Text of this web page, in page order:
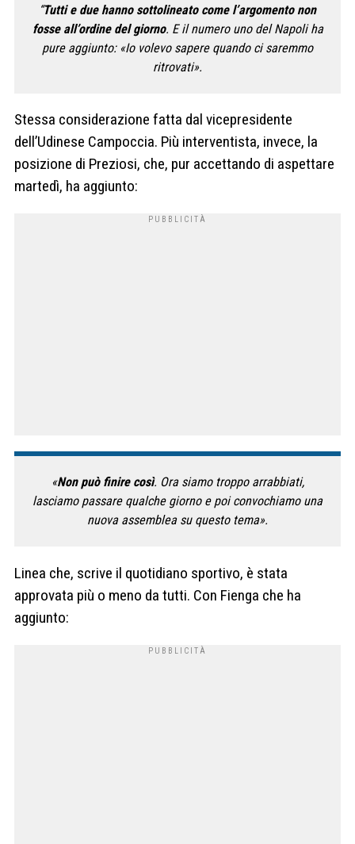
“Tutti e due hanno sottolineato come l’argomento non
fosse all’ordine del giorno. E il numero uno del Napoli ha
pure aggiunto: «Io volevo sapere quando ci saremmo
ritrovati».
Stessa considerazione fatta dal vicepresidente
dell’Udinese Campoccia. Più interventista, invece, la
posizione di Preziosi, che, pur accettando di aspettare
martedì, ha aggiunto:
«Non può finire così. Ora siamo troppo arrabbiati,
lasciamo passare qualche giorno e poi convochiamo una
nuova assemblea su questo tema».
Linea che, scrive il quotidiano sportivo, è stata
approvata più o meno da tutti. Con Fienga che ha
aggiunto: